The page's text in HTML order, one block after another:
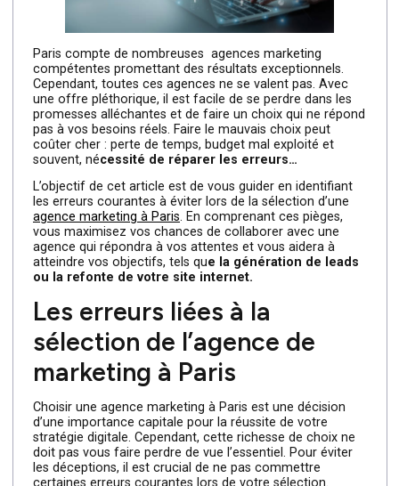
Paris compte de nombreuses agences marketing
compétentes promettant des résultats exceptionnels.
Cependant, toutes ces agences ne se valent pas. Avec
une offre pléthorique, il est facile de se perdre dans les
promesses alléchantes et de faire un choix qui ne
pas à vos besoins réels. Faire le mauvais choix peut
coûter cher : perte de temps, budget mal exploité et
souvent, nécessité de réparer les erreurs…
L’objectif de cet article est de vous guider en identifiant
les erreurs courantes à éviter lors de la sélection d’une
vous maximisez vos chances de collaborer avec une
agence qui répondra à vos attentes et vous aidera à
atteindre vos objectifs, tels que la génération de leads
ou la refonte de votre site internet.
Les erreurs liées à la
sélection de l’agence de
marketing à Paris